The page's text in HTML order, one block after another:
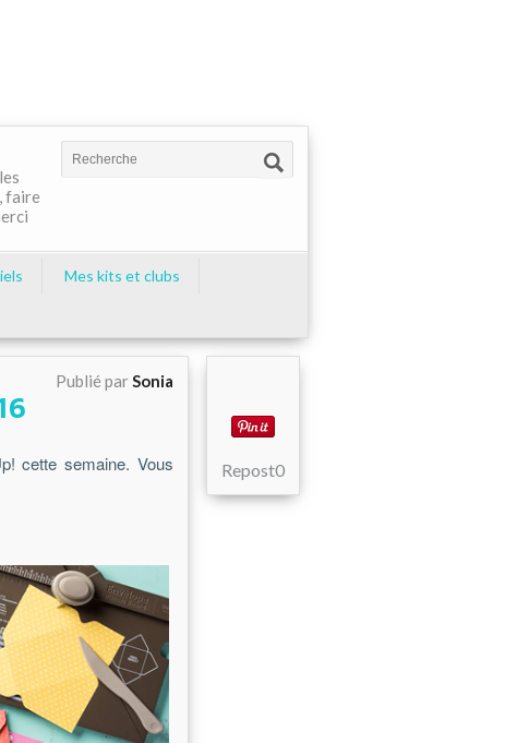
faire
Mes kits et clubs
Publié parSonia
cette semaine. Vous
Repost0